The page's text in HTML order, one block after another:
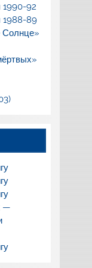
1990-92
1988-89
Солнце»
—